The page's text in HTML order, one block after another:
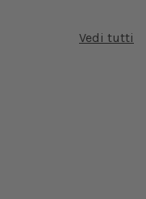
Vedi tutti